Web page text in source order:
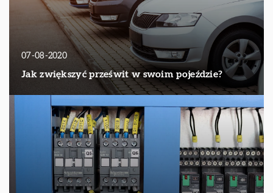
07-08-2020
Jak zwiększyć prześwit w swoim pojeździe?